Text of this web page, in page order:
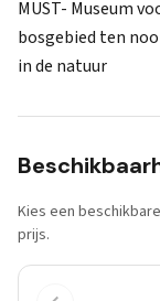
MUST- Museum
bosgebied ten
in de natuur
Kies een
prijs.